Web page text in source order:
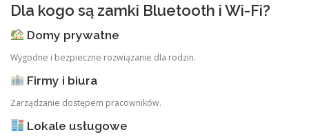
Dla kogo są zamki Bluetooth i Wi-Fi?
Domy prywatne
Wygodne i bezpieczne rozwiązanie dla rodzin.
Firmy i biura
Zarządzanie dostępem pracowników.
Lokale usługowe